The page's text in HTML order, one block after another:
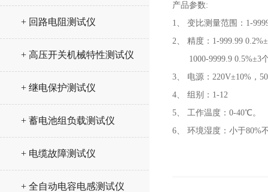
+ 回路电阻测试仪
+ 高压开关机械特性测试仪
+ 继电保护测试仪
+ 蓄电池组负载测试仪
+ 电缆故障测试仪
+ 全自动电容电感测试仪
产品参数:
1、 变比测量范围：1-
2、 精度：1-999.99
1000-9999.9 0.5%±3
3、 电源：220V±10%，
4、 组别：1-12
5、 工作温度：0-40℃。
6、 环境湿度：小于80%